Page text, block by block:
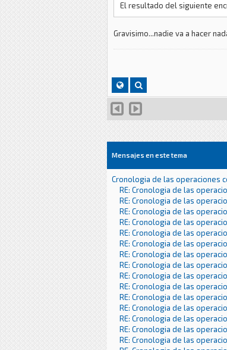
El resultado del siguiente
Gravisimo...nadie va a hacer
Mensajes en este tema
Cronologia de las operaciones
RE: Cronologia de las
RE: Cronologia de las
RE: Cronologia de las
RE: Cronologia de las
RE: Cronologia de las
RE: Cronologia de las
RE: Cronologia de las
RE: Cronologia de las
RE: Cronologia de las
RE: Cronologia de las
RE: Cronologia de las
RE: Cronologia de las
RE: Cronologia de las
RE: Cronologia de las
RE: Cronologia de las